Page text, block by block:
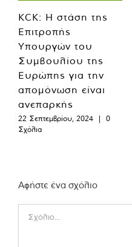
KCK: Η στάση της
Επιτροπής
Υπουργών του
Συμβουλίου της
Ευρώπης για την
απομόνωση είναι
ανεπαρκής
22 Σεπτεμβρίου, 2024 |
0
Σχόλια
Αφήστε ένα σχόλιο